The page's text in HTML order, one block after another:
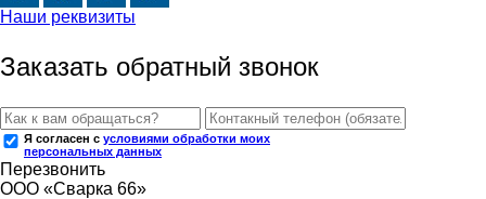
Наши реквизиты
Заказать обратный звонок
Я согласен с условиями обработки моих
персональных данных
Перезвонить
ООО «Сварка 66»